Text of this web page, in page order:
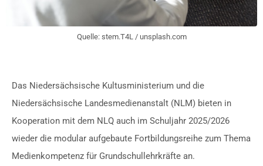
Quelle: stem.T4L / unsplash.com
Das Niedersächsische Kultusministerium und die
Niedersächsische Landesmedienanstalt (NLM) bieten in
Kooperation mit dem NLQ auch im Schuljahr 2025/2026
wieder die modular aufgebaute Fortbildungsreihe zum Thema
Medienkompetenz für Grundschullehrkräfte an.